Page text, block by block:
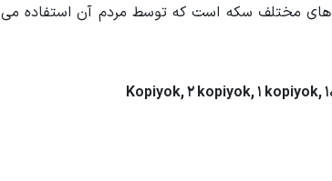
مختلف سکه است که توسط مردم آن استفاده